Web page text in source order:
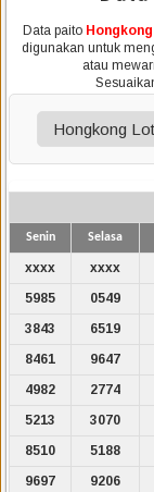
Data paito
digunakan untuk
atau
Senin Selasa
xxxx xxxx
5985
0549
3843
6519
8461
9647
4982
2774
5213
3070
8510
5188
9697
9206